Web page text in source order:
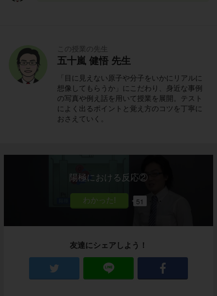
この授業の先生
五十嵐 健悟 先生
「目に見えない原子や分子をいかにリアルに
想像してもらうか」にこだわり、身近な事例
の写真や例え話を用いて授業を展開。テスト
によく出るポイントと覚え方のコツを丁寧に
おさえていく。
陽極における反応②
51
友達にシェアしよう！